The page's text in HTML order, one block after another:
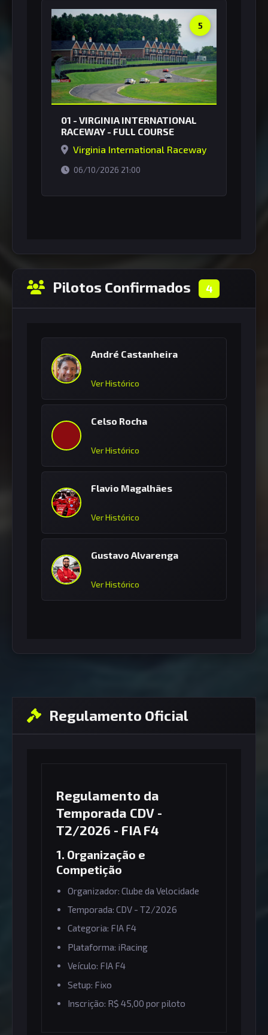
5
01 - VIRGINIA INTERNATIONAL
RACEWAY - FULL COURSE
Virginia International Raceway
06/10/2026 21:00
Pilotos Confirmados 4
André Castanheira
Ver Histórico
Celso Rocha
Ver Histórico
Flavio Magalhães
Ver Histórico
Gustavo Alvarenga
Ver Histórico
Regulamento Oficial
Regulamento da
Temporada CDV -
T2/2026 - FIA F4
1. Organização e
Competição
Organizador: Clube da Velocidade
Temporada: CDV - T2/2026
Categoria: FIA F4
Plataforma: iRacing
Veículo: FIA F4
Setup: Fixo
Inscrição: R$ 45,00 por piloto